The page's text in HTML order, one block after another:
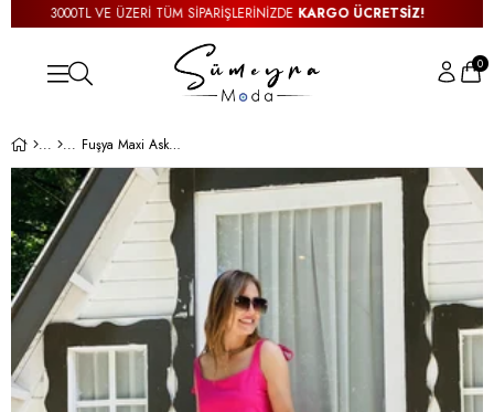
3000TL VE ÜZERİ TÜM SİPARİŞLERİNİZDEKARGO ÜCRETSİZ!
0
Fuşya Maxi Askılı Elbise